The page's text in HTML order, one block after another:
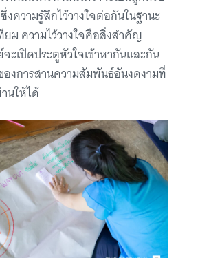
ความรู้สึกไว้วางใจต่อกันในฐานะ
ยม ความไว้วางใจคือสิ่งสำคัญ
ะเปิดประตูหัวใจเข้าหากันและกัน
องการสานความสัมพันธ์อันงดงามที่
นให้ได้